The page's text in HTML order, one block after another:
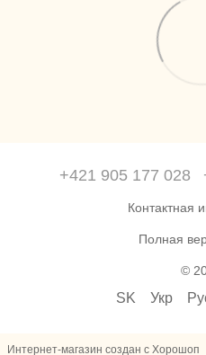
+421 905 177 028
Контактная
Полная
©
SK Укр
Интернет-магазин создан с Хорошоп